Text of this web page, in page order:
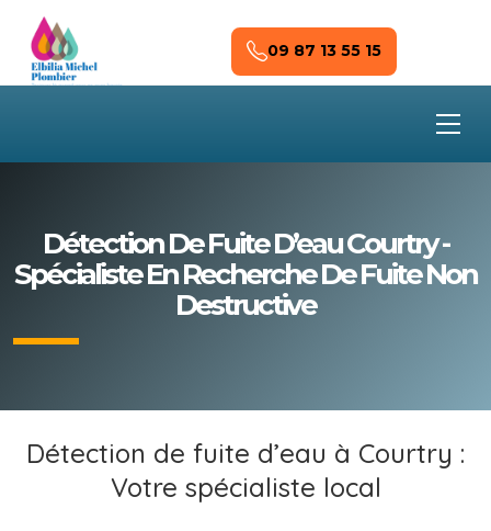
Skip to main content
09 87 13 55 15
Détection De Fuite D’eau Courtry -
Spécialiste En Recherche De Fuite Non
Destructive
Détection de fuite d’eau à Courtry :
Votre spécialiste local